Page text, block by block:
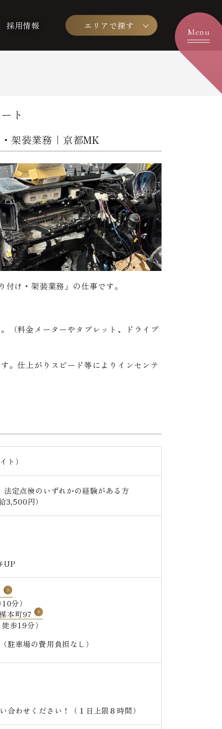
採用情報 エリアで探す
ト
架装業務｜京都MK
け・架装業務」の仕事です。
（料金メーターやタブレット、ドライブ
。仕上がりスピード等によりインセンテ
ト）
法定点検のいずれかの経験がある方
3,500円）
UP
分）
本町97
歩19分）
車場の費用負担なし）
合わせください！（１日上限８時間）